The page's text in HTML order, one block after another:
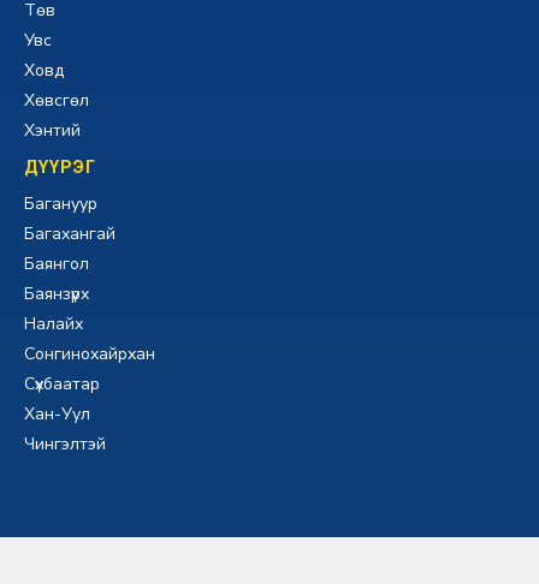
Төв
Увс
Ховд
Хөвсгөл
Хэнтий
ДҮҮРЭГ
Багануур
Багахангай
Баянгол
Баянзүрх
Налайх
Сонгинохайрхан
Сүхбаатар
Хан-Уул
Чингэлтэй